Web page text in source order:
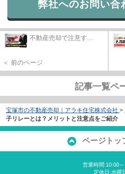
弊社へのお問い合
不動産売却で注意す...
＜ 前のページ
記事一覧ペ
宝塚市の不動産売却｜アラキ住宅株式会社 >
子リレーとは？メリットと注意点をご紹介
ページトッ
営業時間:10:00
定休日:水曜